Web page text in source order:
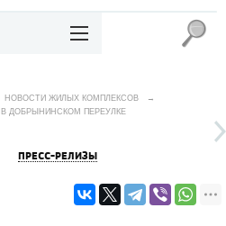
НОВОСТИ ЖИЛЫХ КОМПЛЕКСОВ
→
ДОБРЫНИНСКОМ ПЕРЕУЛКЕ
ПРЕСС-РЕЛИЗЫ